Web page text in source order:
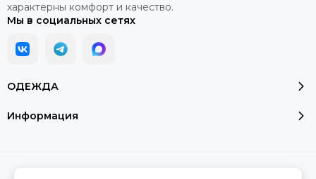
ОДЕЖДА
Информация
характерны комфорт и качество.
Мы в социальных сетях